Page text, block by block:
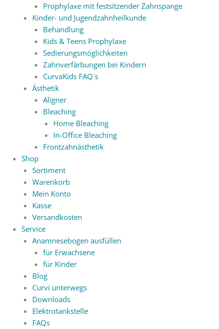
Prophylaxe mit festsitzender Zahnspange
Kinder- und Jugendzahnheilkunde
Behandlung
Kids & Teens Prophylaxe
Sedierungsmöglichkeiten
Zahnverfärbungen bei Kindern
CurvaKids FAQ´s
Ästhetik
Aligner
Bleaching
Home Bleaching
In-Office Bleaching
Frontzahnästhetik
Shop
Sortiment
Warenkorb
Mein Konto
Kasse
Versandkosten
Service
Anamnesebogen ausfüllen
für Erwachsene
für Kinder
Blog
Curvi unterwegs
Downloads
Elektrotankstelle
FAQs